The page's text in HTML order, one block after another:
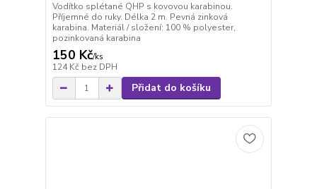
Vodítko splétané QHP s kovovou karabinou.
Příjemné do ruky. Délka 2 m. Pevná zinková
karabina. Materiál / složení: 100 % polyester,
pozinkovaná karabina
150 Kč/ks
124 Kč bez DPH
Přidat do košíku